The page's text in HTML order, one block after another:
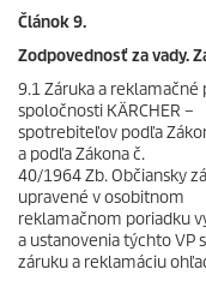
Článok 9.
Zodpovednosť za vady.
9.1 Záruka a
spoločnosti KÄRCHER –
spotrebiteľov podľa
a podľa Zákona č.
40/1964 Zb. Občiansky
upravené v osobitnom
reklamačnom poriadku
a ustanovenia týchto VP
záruku a reklamáciu